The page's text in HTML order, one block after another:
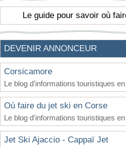
Le guide pour savoir où
DEVENIR ANNONCEUR
Corsicamore
Le blog d'informations touristiques
Où faire du jet ski en Corse
Le blog d'informations touristiques
Jet Ski Ajaccio - Cappaï Jet